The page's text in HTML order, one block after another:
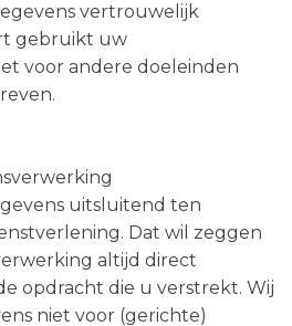
vertrouwelijk
gebruikt uw
voor andere doeleinden
uitsluitend ten
Dat wil zeggen
altijd direct
opdracht die u verstrekt. Wij
niet voor (gerichte)